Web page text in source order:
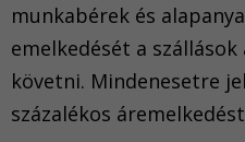
munkabérek és
emelkedését a
követni. Mindenesetre
százalékos